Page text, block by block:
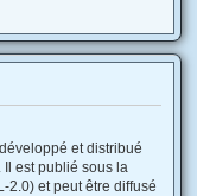
et distribué
Il est publié sous la
2.0) et peut être diffusé